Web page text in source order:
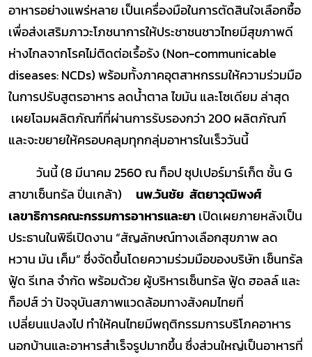
อาหารอย่างแพร่หลาย เป็นเครื่องมือในการตัดสินใจเลือกซื้อ
เพื่อส่งเสริมภาวะโภชนาการให้ประชาชนชาวไทยมีสุขภาพดี
ห่างไกลจากโรคไม่ติดต่อเรื้อรัง (Non-communicable
diseases: NCDs) พร้อมทั้งภาคอุตสาหกรรมให้ความร่วมมือ
ในการปรับสูตรอาหาร ลดน้ำตาล ไขมัน และโซเดียม ล่าสุด
เผยโฉมผลิตภัณฑ์ที่ผ่านการรับรองกว่า 200 ผลิตภัณฑ์
และจะขยายให้ครอบคลุมทุกกลุ่มอาหารในเร็ววันนี้
วันนี้ (8 มีนาคม 2560 ณ ท็อป ซุปเปอร์มาร์เก็ต ชั้น G
สาขาเซ็นทรัล ปิ่นเกล้า)
นพ.วันชัย สัตยาวุฒิพงศ์
เลขาธิการคณะกรรมการอาหารและยา เปิดเผยภายหลังเป็น
ประธานในพิธีเปิดงาน “สัญลักษณ์ทางเลือกสุขภาพ ลด
หวาน มัน เค็ม” ซึ่งจัดขึ้นโดยความร่วมมือของบริษัท เซ็นทรัล
ฟู้ด รีเทล จำกัด พร้อมด้วย ผู้บริหารเซ็นทรัล ฟู้ด ฮอลล์ และ
ท็อปส์ ว่า ปัจจุบันสภาพแวดล้อมทางสังคมไทยที่
เปลี่ยนแปลงไป ทำให้คนไทยมีพฤติกรรมการบริโภคอาหาร
นอกบ้านและอาหารสำเร็จรูปมากขึ้น ซึ่งส่วนใหญ่เป็นอาหารที่